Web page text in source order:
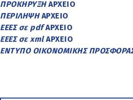
ΠΡΟΚΗΡΥΞΗΑΡΧΕΙΟ
ΠΕΡΙΛΗΨΗΑΡΧΕΙΟ
ΕΕΕΣ σε pdfΑΡΧΕΙΟ
ΕΕΕΣ σε xmlΑΡΧΕΙΟ
ΕΝΤΥΠΟ ΟΙΚΟΝΟΜΙΚΗΣ